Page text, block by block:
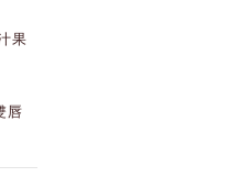
果
唇